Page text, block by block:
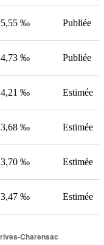
5,55 ‰ Publiée
4,73 ‰ Publiée
4,21 ‰ Estimée
3,68 ‰ Estimée
3,70 ‰ Estimée
3,47 ‰ Estimée